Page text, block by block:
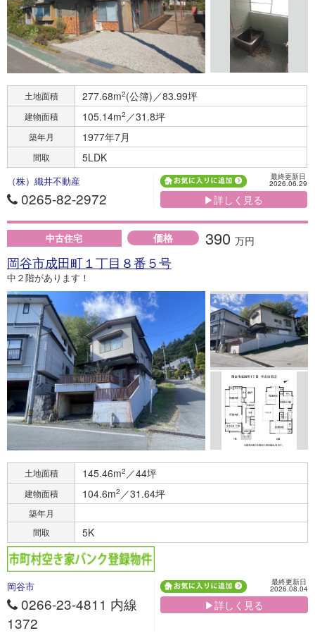
土地面積 277.68m2(公簿)／83.99坪
建物面積 105.14m2 ／31.8坪
築年月 1977年7月
間取 5LDK
（株）織井不動産
0265-82-2972
最終更新日
2026.06.29
▶詳しく見る
中古住宅 価格 390 万円
岡谷市成田町１丁目８番５号
中２階があります！
土地面積 145.46m2 ／44坪
建物面積 104.6m2 ／31.64坪
築年月
間取
5K
岡谷市
0266-23-4811 内線
1372
最終更新日
2026.08.04
▶詳しく見る